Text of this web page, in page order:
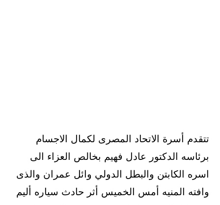
تتقدم أسرة الاتحاد المصرى لكمال الاجسام
برئاسه الدكتور عادل فهيم بخالص العزاء الى
اسره الكابتن والبطل الدولي وائل عمران والذى
وافته المنيه أمس الخميس أثر حادث سياره أليم